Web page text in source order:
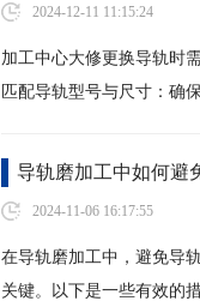
2024-12-11 11:15:24
加工中心大修更换导轨时
匹配导轨型号与尺寸：确
导轨磨加工中如何避
2024-11-06 16:17:55
在导轨磨加工中，避免导
关键。以下是一些有效的